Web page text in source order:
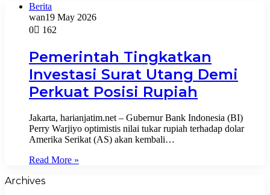
Berita
wan19 May 2026
0
162
Pemerintah Tingkatkan
Investasi Surat Utang Demi
Perkuat Posisi Rupiah
Jakarta, harianjatim.net – Gubernur Bank Indonesia (BI)
Perry Warjiyo optimistis nilai tukar rupiah terhadap dolar
Amerika Serikat (AS) akan kembali…
Read More »
Archives